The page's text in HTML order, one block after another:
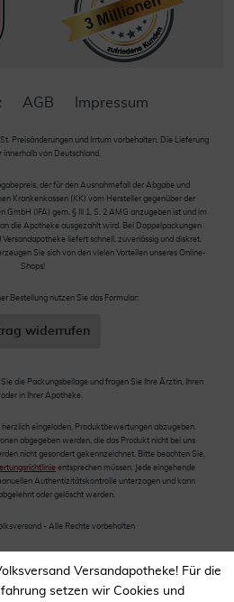
AGB Impressum
Preisänderungen und Irrtum vorbehalten. Die Lieferung
innerhalb von Deutschland.
der für den Ausnahmefall der Abgabe und
Krankenkassen (KK) vom Hersteller gegenüber der
GmbH (IFA) gem. § III 1, S. 2 AMG anzugeben ist und im
die Apotheke ausgezahlt wird. Bei Doppelpackungen
liefert schnell, zuverlässig und diskret.
Sie sich von den vielen Vorteilen unseres Online-
Shops!
Bestellung nutzen Sie das Formular:
widerrufen
die Packungsbeilage und fragen Sie Ihre Ärztin, Ihren
in Ihrer Apotheke.
eingeladen, Produktbewertungen abzugeben.
abgegeben werden, die das Produkt nicht bei uns
nicht gesondert gekennzeichnet. Bitte beachten Sie,
entsprechen müssen. Jede eingehende
Authentizitätskontrolle unterzogen und kann
oder gelöscht werden.
- Alle Rechte vorbehalten
Versandapotheke! Für die
setzen wir Cookies und